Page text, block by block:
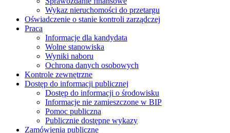
Wykaz nieruchomości do przetargu
Oświadczenie o stanie kontroli zarządczej
Praca
Informacje dla kandydata
Wolne stanowiska
Wyniki naboru
Ochrona danych osobowych
Kontrole zewnętrzne
Dostęp do informacji publicznej
Dostęp do informacji o środowisku
Informacje nie zamieszczone w BIP
Pomoc publiczna
Publicznie dostępne wykazy
Zamówienia publiczne